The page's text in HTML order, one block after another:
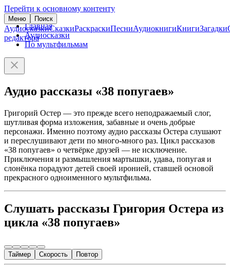
Перейти к основному контенту
Меню Поиск
АудиосказкиСказкиРаскраскиПесниАудиокнигиКнигиЗагадки
редактора
Главная
Аудиосказки
По мультфильмам
Аудио рассказы «38 попугаев»
Григорий Остер — это прежде всего неподражаемый слог,
шутливая форма изложения, забавные и очень добрые
персонажи. Именно поэтому аудио рассказы Остера слушают
и переслушивают дети по много-много раз. Цикл рассказов
«38 попугаев» о четвёрке друзей — не исключение.
Приключения и размышления мартышки, удава, попугая и
слонёнка порадуют детей своей иронией, ставшей основой
прекрасного одноименного мультфильма.
Слушать рассказы Григория Остера из
цикла «38 попугаев»
Таймер Скорость Повтор